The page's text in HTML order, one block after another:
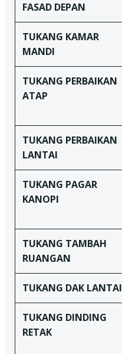
FASAD DEPAN
TUKANG KAMAR
MANDI
TUKANG PERBAIKAN
ATAP
TUKANG PERBAIKAN
LANTAI
TUKANG PAGAR
KANOPI
TUKANG TAMBAH
RUANGAN
TUKANG DAK LANTAI
TUKANG DINDING
RETAK